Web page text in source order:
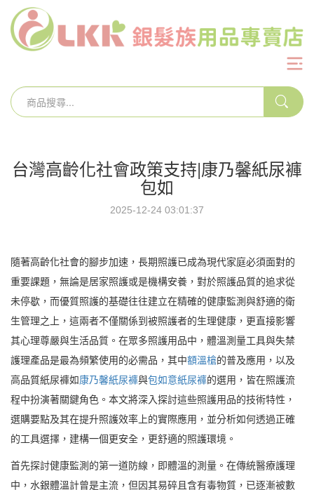
台灣高齡化社會政策支持|康乃馨紙尿褲
包如
2025-12-24 03:01:37
隨著高齡化社會的腳步加速，長期照護已成為現代家庭必須面對的
重要課題，無論是居家照護或是機構安養，對於照護品質的追求從
未停歇，而優質照護的基礎往往建立在精確的健康監測與舒適的衛
生管理之上，這兩者不僅關係到被照護者的生理健康，更直接影響
其心理尊嚴與生活品質。在眾多照護用品中，體溫測量工具與失禁
護理產品是最為頻繁使用的必需品，其中額溫槍的普及應用，以及
高品質紙尿褲如康乃馨紙尿褲與包如意紙尿褲的選用，皆在照護流
程中扮演著關鍵角色。本文將深入探討這些照護用品的技術特性，
選購要點及其在提升照護效率上的實際應用，並分析如何透過正確
的工具選擇，建構一個更安全，更舒適的照護環境。
首先探討健康監測的第一道防線，即體溫的測量。在傳統醫療護理
中，水銀體溫計曾是主流，但因其易碎且含有毒物質，已逐漸被數